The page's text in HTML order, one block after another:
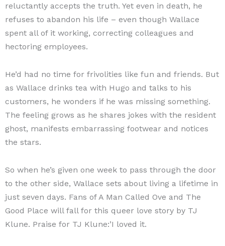
reluctantly accepts the truth. Yet even in death, he
refuses to abandon his life – even though Wallace
spent all of it working, correcting colleagues and
hectoring employees.
He’d had no time for frivolities like fun and friends. But
as Wallace drinks tea with Hugo and talks to his
customers, he wonders if he was missing something.
The feeling grows as he shares jokes with the resident
ghost, manifests embarrassing footwear and notices
the stars.
So when he’s given one week to pass through the door
to the other side, Wallace sets about living a lifetime in
just seven days. Fans of A Man Called Ove and The
Good Place will fall for this queer love story by TJ
Klune. Praise for TJ Klune:’I loved it.